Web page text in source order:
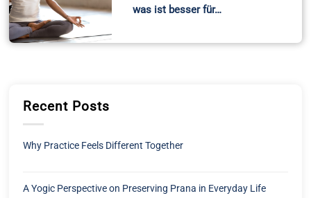
was ist besser für…
Recent Posts
Why Practice Feels Different Together
A Yogic Perspective on Preserving Prana in Everyday Life